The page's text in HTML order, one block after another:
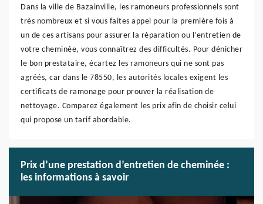
Dans la ville de Bazainville, les ramoneurs professionnels sont
très nombreux et si vous faites appel pour la première fois à
un de ces artisans pour assurer la réparation ou l’entretien de
votre cheminée, vous connaîtrez des difficultés. Pour dénicher
le bon prestataire, écartez les ramoneurs qui ne sont pas
agréés, car dans le 78550, les autorités locales exigent les
certificats de ramonage pour prouver la réalisation de
nettoyage. Comparez également les prix afin de choisir celui
qui propose un tarif abordable.
Prix d’une prestation d’entretien de cheminée :
les informations à savoir